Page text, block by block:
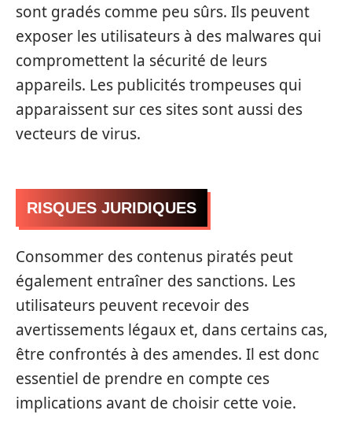
sont gradés comme peu sûrs. Ils peuvent
exposer les utilisateurs à des malwares qui
compromettent la sécurité de leurs
appareils. Les publicités trompeuses qui
apparaissent sur ces sites sont aussi des
vecteurs de virus.
RISQUES JURIDIQUES
Consommer des contenus piratés peut
également entraîner des sanctions. Les
utilisateurs peuvent recevoir des
avertissements légaux et, dans certains cas,
être confrontés à des amendes. Il est donc
essentiel de prendre en compte ces
implications avant de choisir cette voie.